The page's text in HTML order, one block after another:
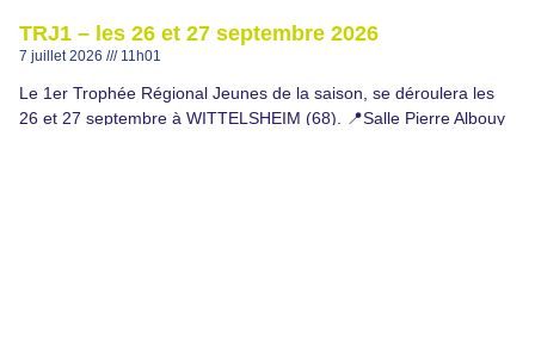
TRJ1 – les 26 et 27 septembre 2026
7 juillet 2026 11h01
Le 1er Trophée Régional Jeunes de la saison, se déroulera les
26 et 27 septembre à WITTELSHEIM (68). 📍Salle Pierre Albouy